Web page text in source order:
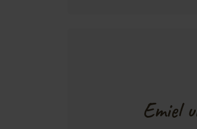
Emiel